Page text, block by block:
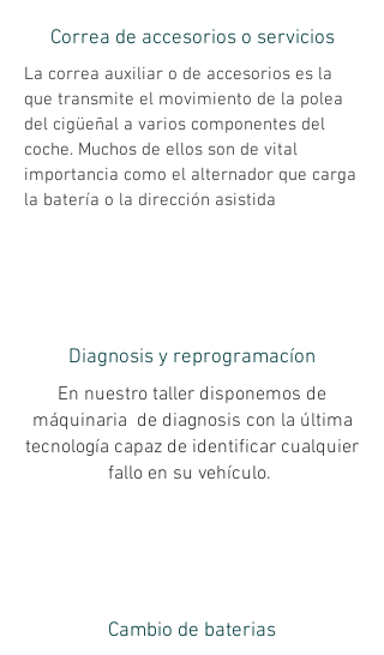
Correa de accesorios o servicios
La correa auxiliar o de accesorios es la
que transmite el movimiento de la polea
del cigüeñal a varios componentes del
coche. Muchos de ellos son de vital
importancia como el alternador que carga
la batería o la dirección asistida
Diagnosis y reprogramacíon
En nuestro taller disponemos de
máquinaria de diagnosis con la última
tecnología capaz de identificar cualquier
fallo en su vehículo.
Cambio de baterias